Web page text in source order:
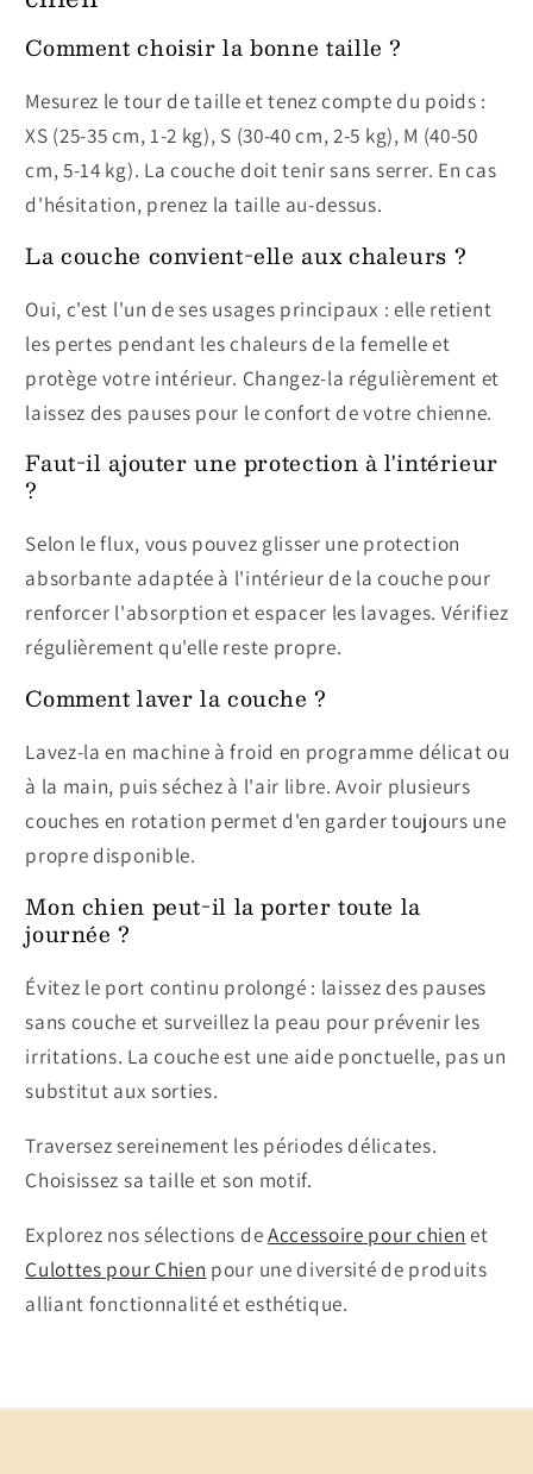
Comment choisir la bonne taille ?
Mesurez le tour de taille et tenez compte du poids :
XS (25-35 cm, 1-2 kg), S (30-40 cm, 2-5 kg), M (40-50
cm, 5-14 kg). La couche doit tenir sans serrer. En cas
d'hésitation, prenez la taille au-dessus.
La couche convient-elle aux chaleurs ?
Oui, c'est l'un de ses usages principaux : elle retient
les pertes pendant les chaleurs de la femelle et
protège votre intérieur. Changez-la régulièrement et
laissez des pauses pour le confort de votre chienne.
Faut-il ajouter une protection à l'intérieur
?
Selon le flux, vous pouvez glisser une protection
absorbante adaptée à l'intérieur de la couche pour
renforcer l'absorption et espacer les lavages. Vérifiez
régulièrement qu'elle reste propre.
Comment laver la couche ?
Lavez-la en machine à froid en programme délicat ou
à la main, puis séchez à l'air libre. Avoir plusieurs
couches en rotation permet d'en garder toujours une
propre disponible.
Mon chien peut-il la porter toute la
journée ?
Évitez le port continu prolongé : laissez des pauses
sans couche et surveillez la peau pour prévenir les
irritations. La couche est une aide ponctuelle, pas un
substitut aux sorties.
Traversez sereinement les périodes délicates.
Choisissez sa taille et son motif.
Explorez nos sélections deAccessoire pour chien et
Culottes pour Chien pour une diversité de produits
alliant fonctionnalité et esthétique.